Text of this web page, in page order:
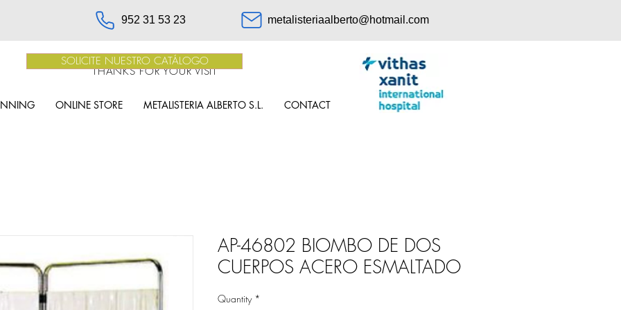
952 31 53 23 metalisteriaalberto@hotmail.com
THANKS FOR YOUR VISIT
ONLINE STORE METALISTERIA ALBERTO S.L. CONTACT
SOLICITE NUESTRO CATÁLOGO
AP-46802 BIOMBO DE DOS
CUERPOS ACERO ESMALTADO
Quantity *